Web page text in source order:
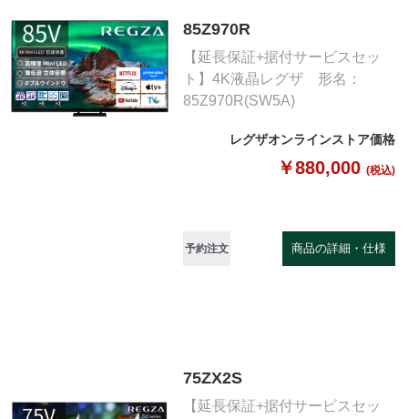
85Z970R
【延長保証+据付サービスセッ
ト】4K液晶レグザ 形名：
85Z970R(SW5A)
レグザオンラインストア価格
￥880,000 (税込)
予約注文 商品の詳細・仕様
75ZX2S
【延長保証+据付サービスセッ